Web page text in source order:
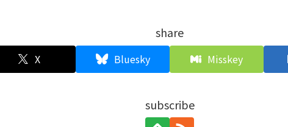
share
X Bluesky Misskey
subscribe